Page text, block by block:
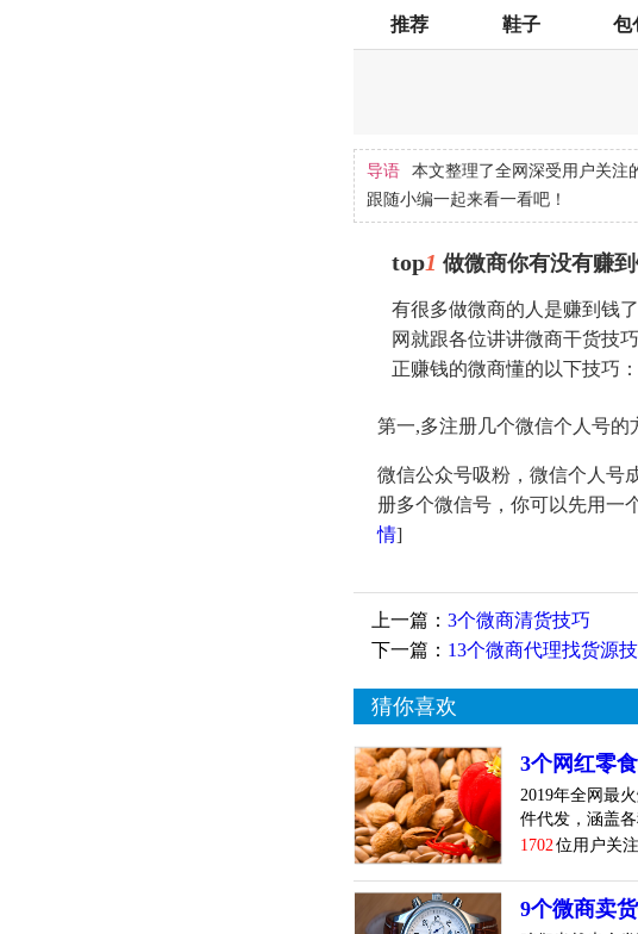
推荐 鞋子 包
导语
本文整理了全网深受用户关注
跟随小编一起来看一看吧！
top1 做微商你有没有赚
有很多做微商的人是赚到钱
网就跟各位讲讲微商干货技
正赚钱的微商懂的以下技巧：
第一,多注册几个微信个人号的
微信公众号吸粉，微信个人号
册多个微信号，你可以先用一
情]
上一篇： 3个微商清货技巧
下一篇： 13个微商代理找货源
猜你喜欢
3个网红零
2019年全网最
件代发，涵盖
1702 位用户关注
9个微商卖